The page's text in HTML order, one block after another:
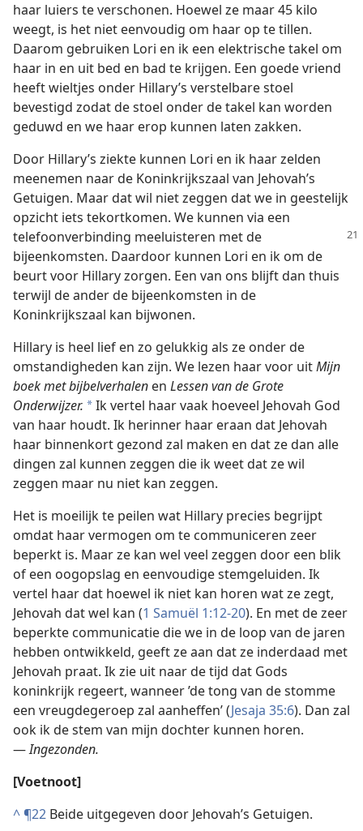
haar luiers te verschonen. Hoewel ze maar 45 kilo
weegt, is het niet eenvoudig om haar op te tillen.
Daarom gebruiken Lori en ik een elektrische takel om
haar in en uit bed en bad te krijgen. Een goede vriend
heeft wieltjes onder Hillary’s verstelbare stoel
bevestigd zodat de stoel onder de takel kan worden
geduwd en we haar erop kunnen laten zakken.
Door Hillary’s ziekte kunnen Lori en ik haar zelden
meenemen naar de Koninkrijkszaal van Jehovah’s
Getuigen. Maar dat wil niet zeggen dat we in geestelijk
opzicht iets tekortkomen. We kunnen via een
telefoonverbinding meeluisteren met de
bijeenkomsten. Daardoor kunnen Lori en ik om de
beurt voor Hillary zorgen. Een van ons blijft dan thuis
terwijl de ander de bijeenkomsten in de
Koninkrijkszaal kan bijwonen.
Hillary is heel lief en zo gelukkig als ze onder de
omstandigheden kan zijn. We lezen haar voor uitMijn
boek met bijbelverhalen en Lessen van de Grote
Onderwijzer. *Ik vertel haar vaak hoeveel Jehovah God
van haar houdt. Ik herinner haar eraan dat Jehovah
haar binnenkort gezond zal maken en dat ze dan alle
dingen zal kunnen zeggen die ik weet dat ze wil
zeggen maar nu niet kan zeggen.
Het is moeilijk te peilen wat Hillary precies begrijpt
omdat haar vermogen om te communiceren zeer
beperkt is. Maar ze kan wel veel zeggen door een blik
of een oogopslag en eenvoudige stemgeluiden. Ik
vertel haar dat hoewel ik niet kan horen wat ze zegt,
Jehovah dat wel kan (1 Samuël 1:12-20). En met de zeer
beperkte communicatie die we in de loop van de jaren
hebben ontwikkeld, geeft ze aan dat ze inderdaad met
Jehovah praat. Ik zie uit naar de tijd dat Gods
koninkrijk regeert, wanneer ’de tong van de stomme
een vreugdegeroep zal aanheffen’ (Jesaja 35:6). Dan zal
ook ik de stem van mijn dochter kunnen horen.
—Ingezonden.
[Voetnoot]
^ ¶22 Beide uitgegeven door Jehovah’s Getuigen.